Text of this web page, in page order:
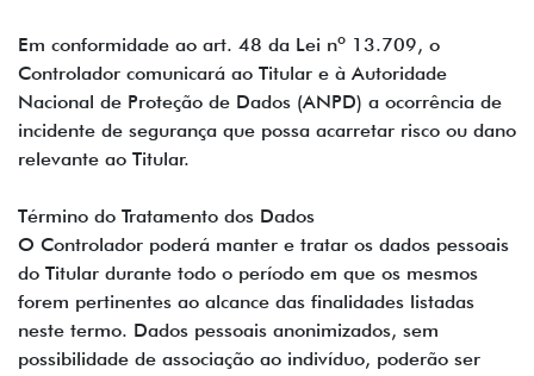
Em conformidade ao art. 48 da Lei nº 13.709, o
Controlador comunicará ao Titular e à Autoridade
Nacional de Proteção de Dados (ANPD) a ocorrência de
incidente de segurança que possa acarretar risco ou dano
relevante ao Titular.
Término do Tratamento dos Dados
O Controlador poderá manter e tratar os dados pessoais
do Titular durante todo o período em que os mesmos
forem pertinentes ao alcance das finalidades listadas
neste termo. Dados pessoais anonimizados, sem
possibilidade de associação ao indivíduo, poderão ser